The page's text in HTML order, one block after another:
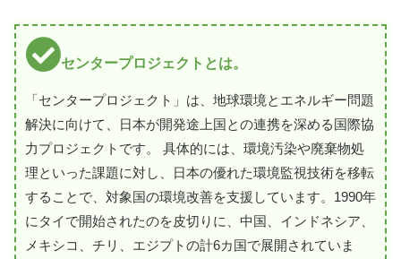
センタープロジェクトとは。
「センタープロジェクト」は、地球環境とエネルギー問題
解決に向けて、日本が開発途上国との連携を深める国際協
力プロジェクトです。 具体的には、環境汚染や廃棄物処
理といった課題に対し、日本の優れた環境監視技術を移転
することで、対象国の環境改善を支援しています。1990年
にタイで開始されたのを皮切りに、中国、インドネシア、
メキシコ、チリ、エジプトの計6カ国で展開されていま